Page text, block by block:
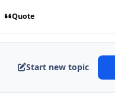
Quote
Start new topic